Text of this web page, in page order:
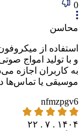
0
محاسن
استفاده از
و با تولید امواج
به کاربران اجازه
موسیقی یا تماس‌ها
nfmzpgv6
۱۴۰۴ . ۷ . ۲۲